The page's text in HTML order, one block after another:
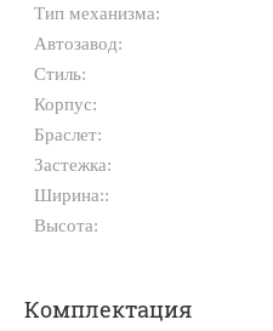
Тип механизма:
Автозавод:
Стиль:
Корпус:
Браслет:
Застежка:
Ширина::
Высота:
Комплектация